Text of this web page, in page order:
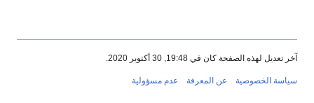
لهذه الصفحة كان في 19:48, 30 أكتوبر 2020.
الخصوصية عن المعرفة عدم مسؤولية